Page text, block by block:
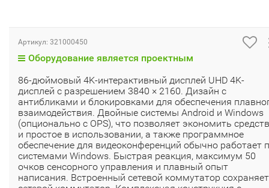
Артикул: 321000450
Оборудование является проектным
86-дюймовый 4K-интерактивный дисплей UHD 4K-
дисплей с разрешением 3840 × 2160. Дизайн с
антибликами и блокировками для обеспечения
взаимодействия. Двойные системы Android и Windows
(опционально с OPS), что позволяет экономить
и простое в использовании, а также программное
обеспечение для видеоконференций обычно работает
системами Windows. Быстрая реакция, максимум 50
очков сенсорного управления и плавный опыт
написания. Встроенный сетевой коммутатор сохраняет